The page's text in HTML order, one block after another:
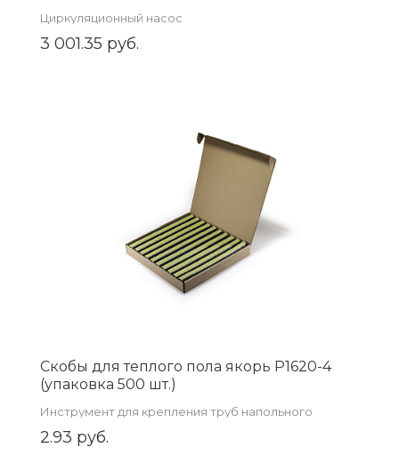
Циркуляционный насос
3 001.35 руб.
Скобы для теплого пола якорь P1620-4
(упаковка 500 шт.)
Инструмент для крепления труб напольного
отопления
2.93 руб.